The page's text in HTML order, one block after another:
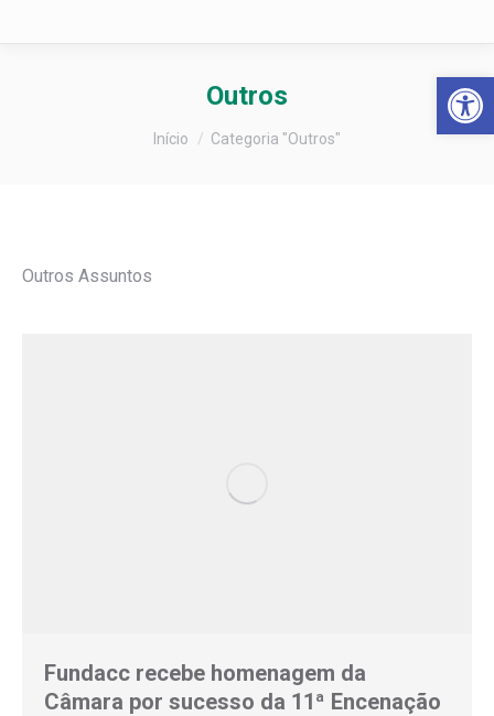
Outros
Você está aqui:
Início Categoria "Outros"
Outros Assuntos
Fundacc recebe homenagem da
Câmara por sucesso da 11ª Encenação
Barra de